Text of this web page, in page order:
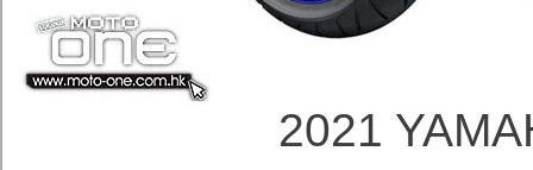
2021